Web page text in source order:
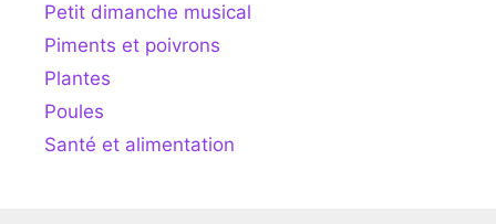
Petit dimanche musical
Piments et poivrons
Plantes
Poules
Santé et alimentation